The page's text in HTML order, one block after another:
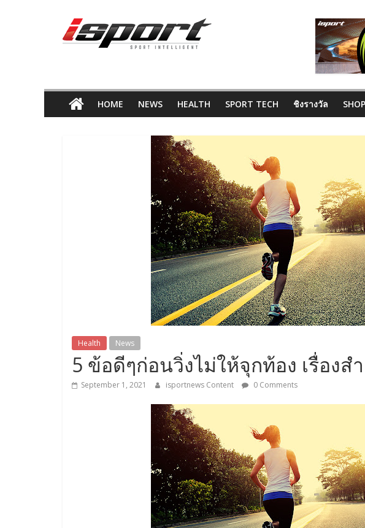
content
ข่าว
HOME NEWS HEALTH SPORT TECH ชิงรางวัล
Health News
5 ข้อดีๆก่อนวิ่งไม่ให้จุกท้อง เรื่อง
September 1, 2021 isportnews Content 0 Comments